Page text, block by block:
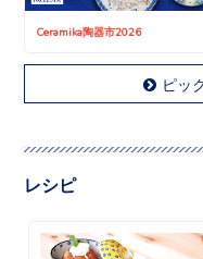
Ceramika陶器市2026
ピッ
レシピ